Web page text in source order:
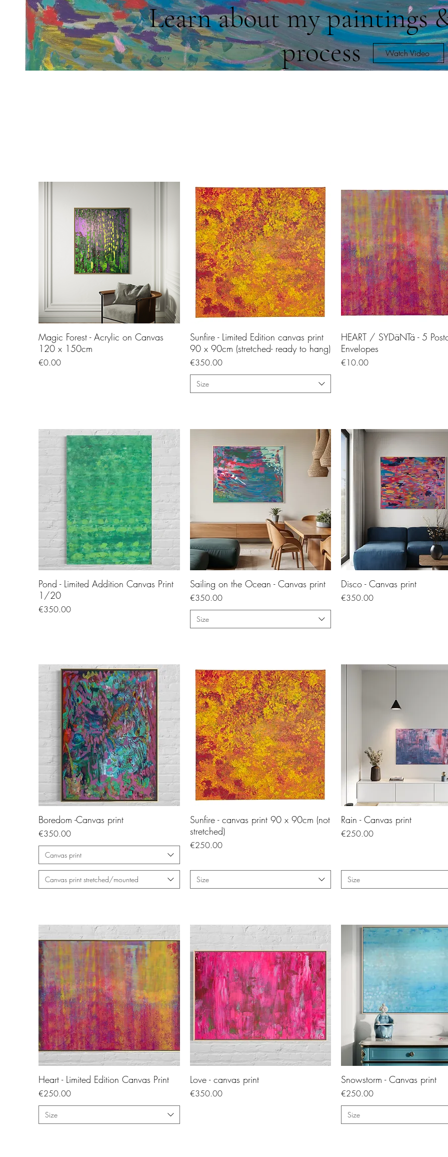
Learn about my paintings
process
Watch Video
Magic Forest - Acrylic on Canvas
120 x 150cm
Price
€0.00
Sunfire - Limited Edition canvas print
90 x 90cm (stretched- ready to hang)
Price
€350.00
Size
HEART / SYDäNTä - 5
Envelopes
Price
€10.00
Pond - Limited Addition Canvas Print
1/20
Price
€350.00
Sailing on the Ocean - Canvas print
Price
€350.00
Size
Disco - Canvas print
Price
€350.00
Boredom -Canvas print
Price
€350.00
Canvas print
Canvas print stretched/mounted
Sunfire - canvas print 90 x 90cm (not
stretched)
Price
€250.00
Size
Rain - Canvas print
Price
€250.00
Size
Heart - Limited Edition Canvas Print
Price
€250.00
Size
Love - canvas print
Price
€350.00
Snowstorm - Canvas print
Price
€250.00
Size